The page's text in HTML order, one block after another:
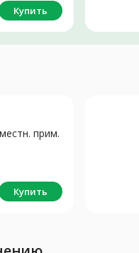
Купить
прим.
Купить